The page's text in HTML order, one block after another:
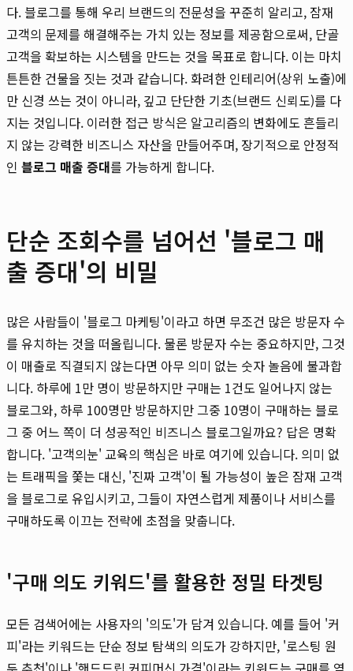
다. 블로그를 통해 우리 브랜드의 전문성을 꾸준히 알리고, 잠재
고객의 문제를 해결해주는 가치 있는 정보를 제공함으로써, 단골
고객을 확보하는 시스템을 만드는 것을 목표로 합니다. 이는 마치
튼튼한 건물을 짓는 것과 같습니다. 화려한 인테리어(상위 노출)에
만 신경 쓰는 것이 아니라, 깊고 단단한 기초(브랜드 신뢰도)를 다
지는 것입니다. 이러한 접근 방식은 알고리즘의 변화에도 흔들리
지 않는 강력한 비즈니스 자산을 만들어주며, 장기적으로 안정적
인 블로그 매출 증대를 가능하게 합니다.
단순 조회수를 넘어선 '블로그 매
출 증대'의 비밀
많은 사람들이 '블로그 마케팅'이라고 하면 무조건 많은 방문자 수
를 유치하는 것을 떠올립니다. 물론 방문자 수는 중요하지만, 그것
이 매출로 직결되지 않는다면 아무 의미 없는 숫자 놀음에 불과합
니다. 하루에 1만 명이 방문하지만 구매는 1건도 일어나지 않는
블로그와, 하루 100명만 방문하지만 그중 10명이 구매하는 블로
그 중 어느 쪽이 더 성공적인 비즈니스 블로그일까요? 답은 명확
합니다. '고객의눈' 교육의 핵심은 바로 여기에 있습니다. 의미 없
는 트래픽을 쫓는 대신, '진짜 고객'이 될 가능성이 높은 잠재 고객
을 블로그로 유입시키고, 그들이 자연스럽게 제품이나 서비스를
구매하도록 이끄는 전략에 초점을 맞춥니다.
'구매 의도 키워드'를 활용한 정밀 타겟팅
모든 검색어에는 사용자의 '의도'가 담겨 있습니다. 예를 들어 '커
피'라는 키워드는 단순 정보 탐색의 의도가 강하지만, '로스팅 원